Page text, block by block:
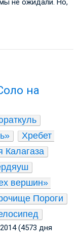
не ожидали. Но,
на
Хребет
Калагаза
вершин»
Пороги
(4573 дня